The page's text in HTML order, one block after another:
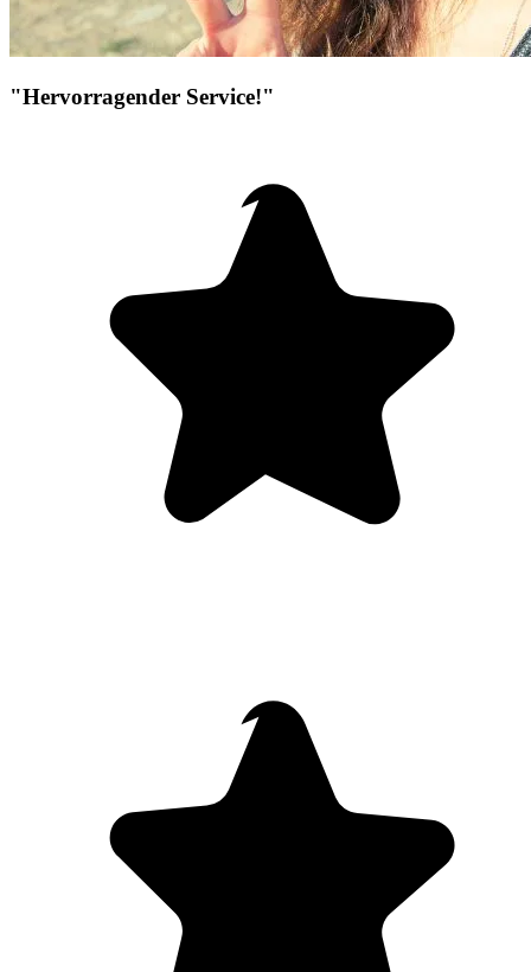
"Hervorragender Service!"